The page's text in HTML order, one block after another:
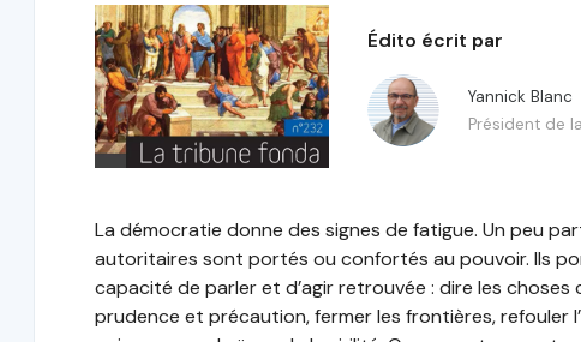
Édito écrit par
Yannick Blanc
Président de
La démocratie donne des signes de fatigue. Un peu
autoritaires sont portés ou confortés au pouvoir. Ils
capacité de parler et d’agir retrouvée : dire les choses
prudence et précaution, fermer les frontières, refouler